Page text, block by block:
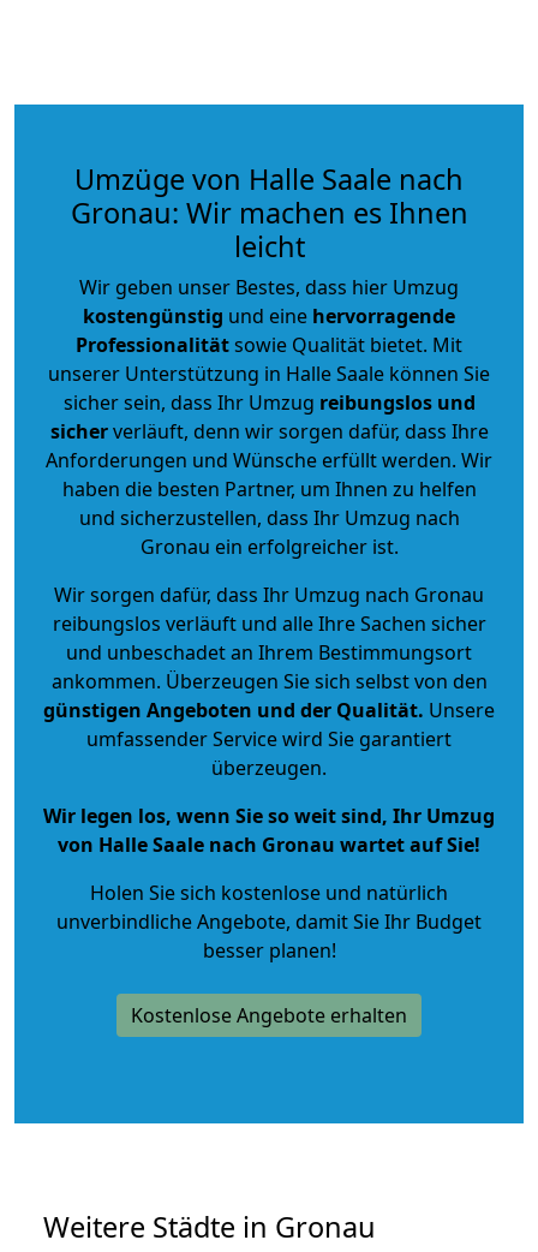
Umzüge von Halle Saale nach
Gronau: Wir machen es Ihnen
leicht
Wir geben unser Bestes, dass hier Umzug
kostengünstig und eine hervorragende
Professionalitätsowie Qualität bietet. Mit
unserer Unterstützung in Halle Saale können Sie
sicher sein, dass Ihr Umzug reibungslos und
sicherverläuft, denn wir sorgen dafür, dass Ihre
Anforderungen und Wünsche erfüllt werden. Wir
haben die besten Partner, um Ihnen zu helfen
und sicherzustellen, dass Ihr Umzug nach
Gronau ein erfolgreicher ist.
Wir sorgen dafür, dass Ihr Umzug nach Gronau
reibungslos verläuft und alle Ihre Sachen sicher
und unbeschadet an Ihrem Bestimmungsort
ankommen. Überzeugen Sie sich selbst von den
günstigen Angeboten und der Qualität. Unsere
umfassender Service wird Sie garantiert
überzeugen.
Wir legen los, wenn Sie so weit sind, Ihr Umzug
von Halle Saale nach Gronau wartet auf Sie!
Holen Sie sich kostenlose und natürlich
unverbindliche Angebote, damit Sie Ihr Budget
besser planen!
Kostenlose Angebote erhalten
Weitere Städte in Gronau